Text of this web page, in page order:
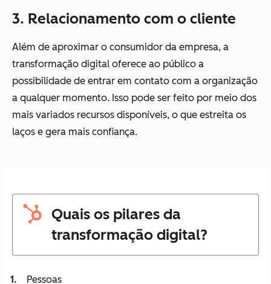
3. Relacionamento com o cliente
Além de aproximar o consumidor da empresa, a
transformação digital oferece ao público a
possibilidade de entrar em contato com a organização
a qualquer momento. Isso pode ser feito por meio dos
mais variados recursos disponíveis, o que estreita os
laços e gera mais confiança.
Quais os pilares da
transformação digital?
Pessoas